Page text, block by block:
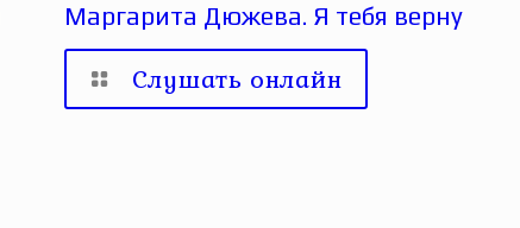
Маргарита Дюжева. Я тебя верну
Слушать онлайн